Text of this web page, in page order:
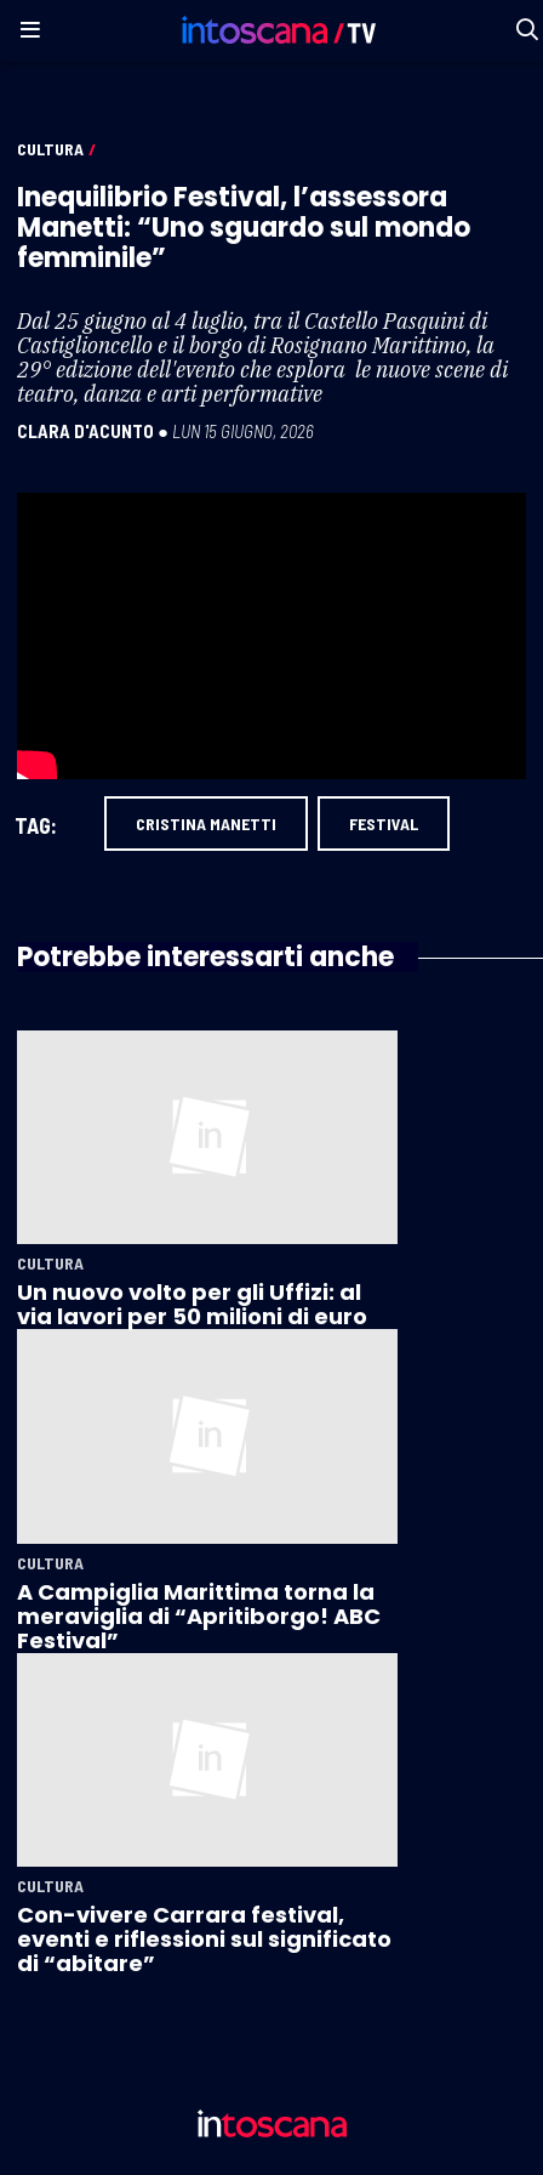
CULTURA /
Inequilibrio Festival, l’assessora
Manetti: “Uno sguardo sul mondo
femminile”
Dal 25 giugno al 4 luglio, tra il Castello Pasquini di
Castiglioncello e il borgo di Rosignano Marittimo, la
29° edizione dell'evento che esplora le nuove scene di
teatro, danza e arti performative
CLARA D'ACUNTO ● LUN 15 GIUGNO, 2026
TAG: CRISTINA MANETTI FESTIVAL
Potrebbe interessarti anche
CULTURA
Un nuovo volto per gli Uffizi: al
via lavori per 50 milioni di euro
CULTURA
A Campiglia Marittima torna la
meraviglia di “Apritiborgo! ABC
Festival”
CULTURA
Con-vivere Carrara festival,
eventi e riflessioni sul significato
di “abitare”